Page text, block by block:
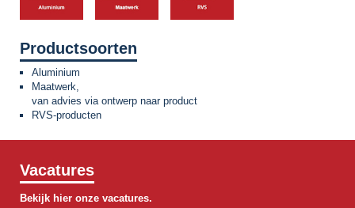
Productsoorten
Aluminium
Maatwerk,
van advies via ontwerp naar product
RVS-producten
Vacatures
Bekijk hier onze vacatures.